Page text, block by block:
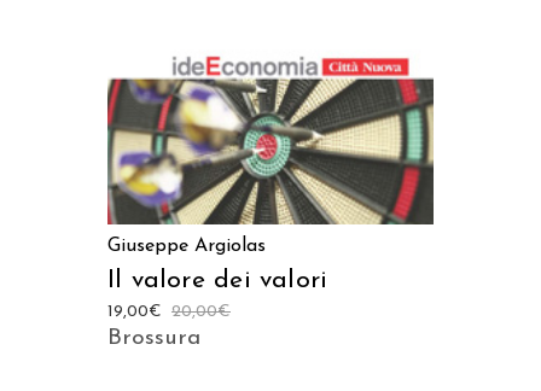
Giuseppe Argiolas
Il valore dei valori
20,00€
19,00€
Brossura